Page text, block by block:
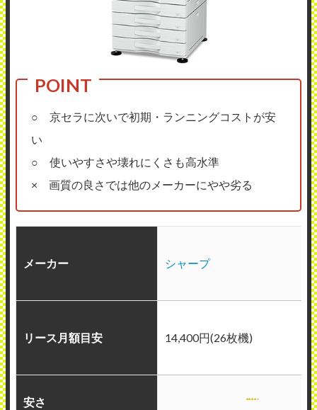
○ 京セラに次いで初期・ランニングコストが安
い
○ 使いやすさや壊れにくさも高水準
× 画質の良さでは他のメーカーにやや劣る
メーカー シャープ
リース月額目安 14,400円(26枚機)
安さ